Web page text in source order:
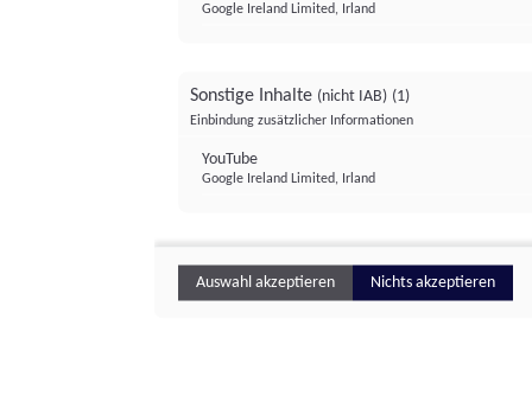
Google Ireland Limited, Irland
Sonstige Inhalte (nicht IAB) (1)
Einbindung zusätzlicher Informationen
YouTube
Google Ireland Limited, Irland
Auswahl akzeptieren Nichts akzeptieren